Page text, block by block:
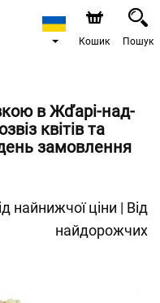
Кошик Пошук
в Жďарі-над-
квітів та
замовлення
найнижчої ціни | Від
найдорожчих